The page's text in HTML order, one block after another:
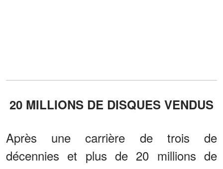
20 MILLIONS DE DISQUES VENDUS
Après une carrière de trois de
décennies et plus de 20 millions de